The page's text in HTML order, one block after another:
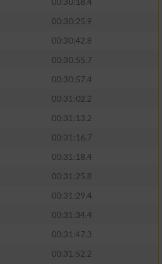
00:30:25.9
00:30:42.8
00:30:55.7
00:30:57.4
00:31:02.2
00:31:13.2
00:31:16.7
00:31:18.4
00:31:25.8
00:31:29.4
00:31:34.4
00:31:47.3
00:31:52.2